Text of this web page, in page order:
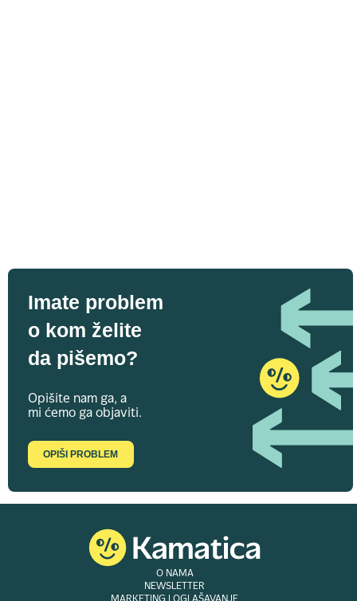
Imate problem
o kom želite
da pišemo?
Opišite nam ga, a
mi ćemo ga objaviti.
OPIŠI PROBLEM
O NAMA
NEWSLETTER